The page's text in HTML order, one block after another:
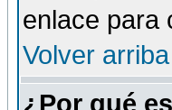
enlace para
Volver arriba
¿Por qué